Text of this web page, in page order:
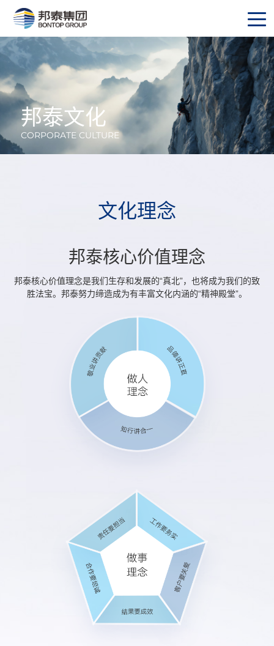
邦泰文化
CORPORATE CULTURE
文化理念
邦泰核心价值理念
邦泰核心价值理念是我们生存和发展的“真北”，也将成为我们的致
胜法宝。邦泰努力缔造成为有丰富文化内涵的“精神殿堂”。